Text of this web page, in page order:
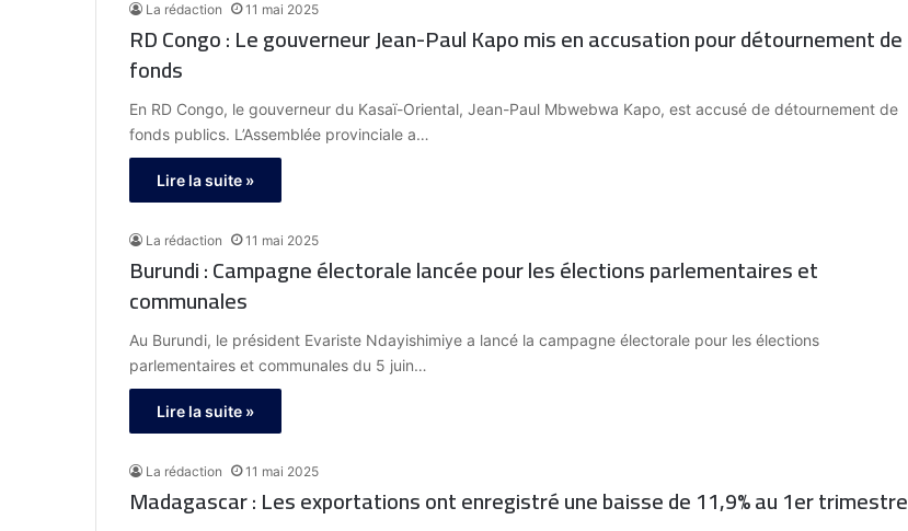
La rédaction 11 mai 2025
RD Congo : Le gouverneur Jean-Paul Kapo mis en accusation pour détournement de
fonds
En RD Congo, le gouverneur du Kasaï-Oriental, Jean-Paul Mbwebwa Kapo, est accusé de détournement de
fonds publics. L’Assemblée provinciale a…
Lire la suite »
La rédaction 11 mai 2025
Burundi : Campagne électorale lancée pour les élections parlementaires et
communales
Au Burundi, le président Evariste Ndayishimiye a lancé la campagne électorale pour les élections
parlementaires et communales du 5 juin…
Lire la suite »
La rédaction 11 mai 2025
Madagascar : Les exportations ont enregistré une baisse de 11,9% au 1er trimestre